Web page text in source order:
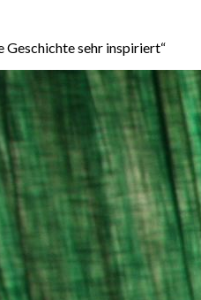
Geschichte sehr inspiriert“